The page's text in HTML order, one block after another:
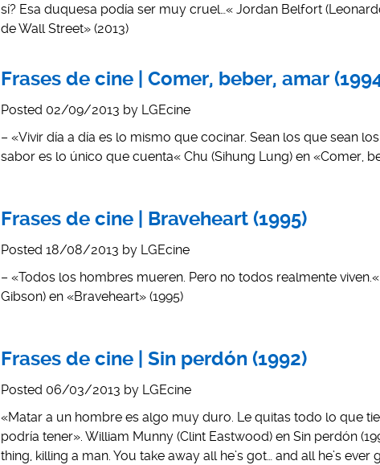
sí? Esa duquesa podía ser muy cruel…« Jordan Belfort
de Wall Street» (2013)
Frases de cine | Comer, beber, amar
Posted 02/09/2013 by LGEcine
– «Vivir día a día es lo mismo que cocinar. Sean los que sean
sabor es lo único que cuenta« Chu (Sihung Lung) en «Comer,
Frases de cine | Braveheart (1995)
Posted 18/08/2013 by LGEcine
– «Todos los hombres mueren. Pero no todos realmente
Gibson) en «Braveheart» (1995)
Frases de cine | Sin perdón (1992)
Posted 06/03/2013 by LGEcine
«Matar a un hombre es algo muy duro. Le quitas todo lo que
podría tener». William Munny (Clint Eastwood) en Sin perdón
thing, killing a man. You take away all he’s got… and all he’s ever